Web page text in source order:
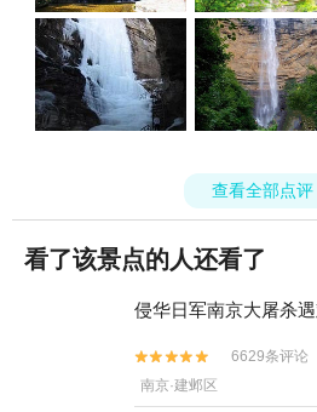
查看全部点评
看了该景点的人还看了


6629条评论
南京·建邺区